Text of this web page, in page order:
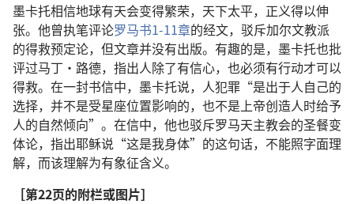
墨卡托相信地球有天会变得繁荣，天下太平，正义得以伸
张。他曾执笔评论罗马书1-11章的经文，驳斥加尔文教派
的得救预定论，但文章并没有出版。有趣的是，墨卡托也批
评过马丁·路德，指出人除了有信心，也必须有行动才可以
得救。在一封书信中，墨卡托说，人犯罪“是出于人自己的
选择，并不是受星座位置影响的，也不是上帝创造人时给予
人的自然倾向”。在信中，他也驳斥罗马天主教会的圣餐变
体论，指出耶稣说“这是我身体”的这句话，不能照字面理
解，而该理解为有象征含义。
［第22页的附栏或图片］